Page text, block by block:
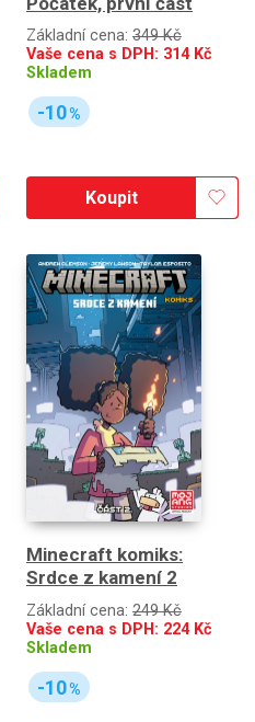
Základní cena: 349 Kč
Vaše cena s DPH: 314Kč
Skladem
-10%
Koupit
Minecraft komiks:
Srdce z kamení 2
Základní cena: 249 Kč
Vaše cena s DPH: 224Kč
Skladem
-10%